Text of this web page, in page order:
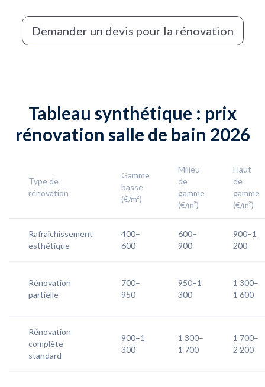
Demander un devis pour la rénovation
Tableau synthétique : prix
rénovation salle de bain 2026
Type de
rénovation
Gamme
basse
(€/m²)
Milieu
de
gamme
(€/m²)
Haut
de
gamme
(€/m²)
Rafraîchissement
esthétique
400–
600
600–
900
900–1
200
Rénovation
partielle
700–
950
950–1
300
1 300–
1 600
Rénovation
complète
standard
900–1
300
1 300–
1 700
1 700–
2 200